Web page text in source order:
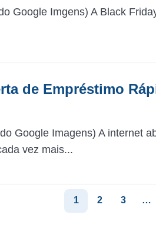
Google Imgens) A Black
de Empréstimo
Google Imagens) A internet
vez mais...
1 2 3 …